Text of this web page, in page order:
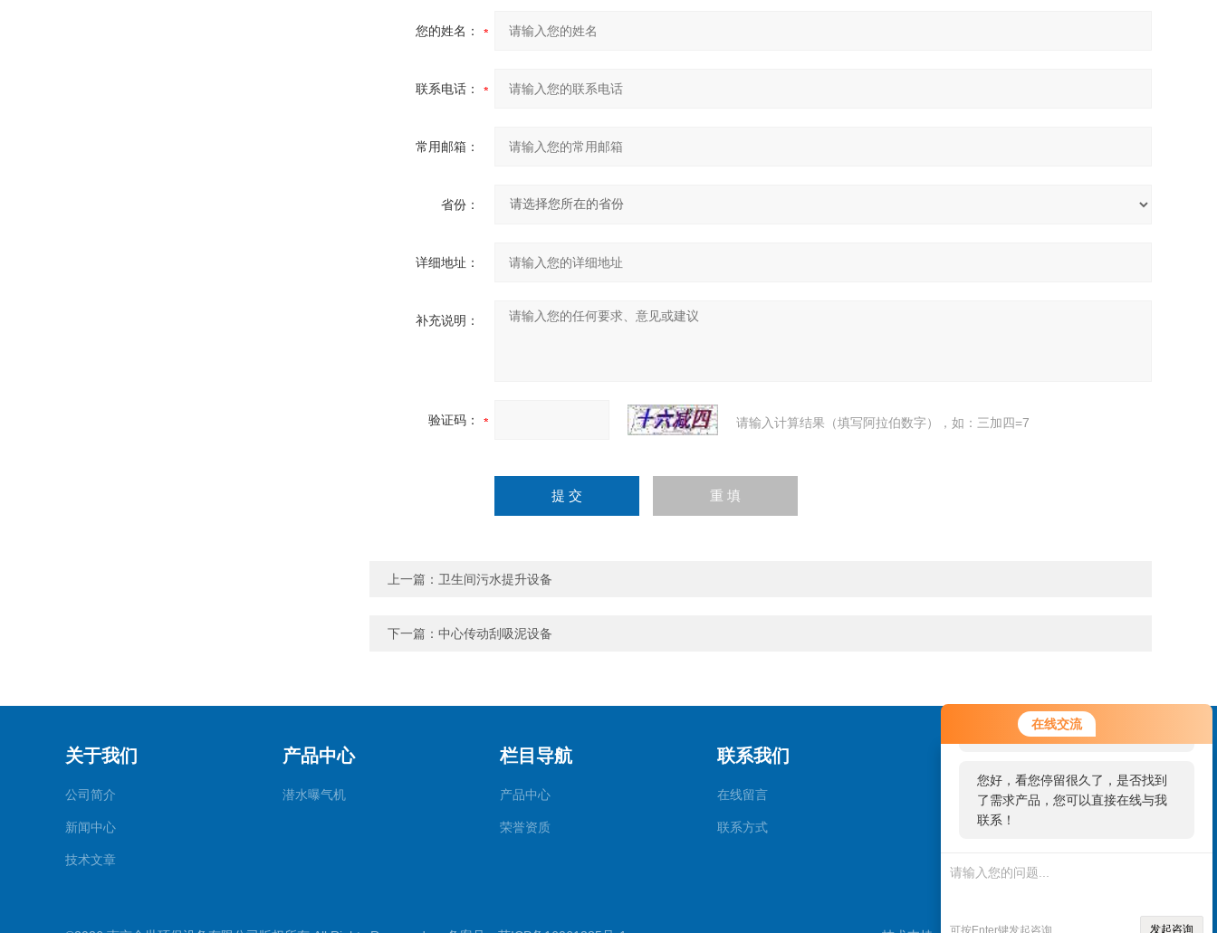
在线交流
您好！欢迎前来咨询，很高兴为您
服务，请问您要咨询什么问题呢？
您好，看您停留很久了，是否找到
了需求产品，您可以直接在线与我
联系！
可按Enter键发起咨询 发起咨询
您的姓名：
联系电话：
常用邮箱：
省份：
详细地址：
补充说明：
验证码： 请输入计算结果（填写阿拉伯数字），如：三加四=7
上一篇： 卫生间污水提升设备
下一篇： 中心传动刮吸泥设备
关于我们
公司简介
新闻中心
技术文章
产品中心
潜水曝气机
栏目导航
产品中心
荣誉资质
联系我们
在线留言
联系方式